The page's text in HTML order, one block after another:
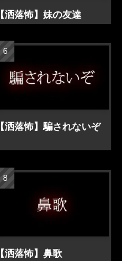
【洒落怖】妹の友達
【洒落怖】騙されないぞ
【洒落怖】鼻歌